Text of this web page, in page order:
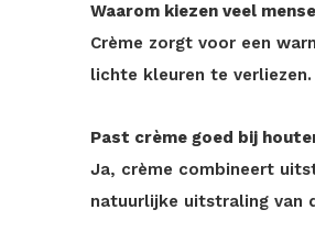
Waarom kiezen veel
Crème zorgt voor een
lichte kleuren te verliezen.
Past crème goed bij
Ja, crème combineert
natuurlijke uitstraling van